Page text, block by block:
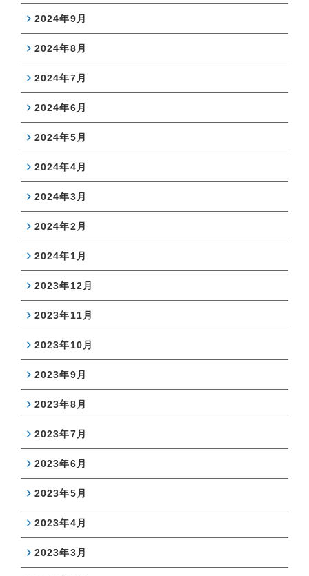
2024年9月
2024年8月
2024年7月
2024年6月
2024年5月
2024年4月
2024年3月
2024年2月
2024年1月
2023年12月
2023年11月
2023年10月
2023年9月
2023年8月
2023年7月
2023年6月
2023年5月
2023年4月
2023年3月